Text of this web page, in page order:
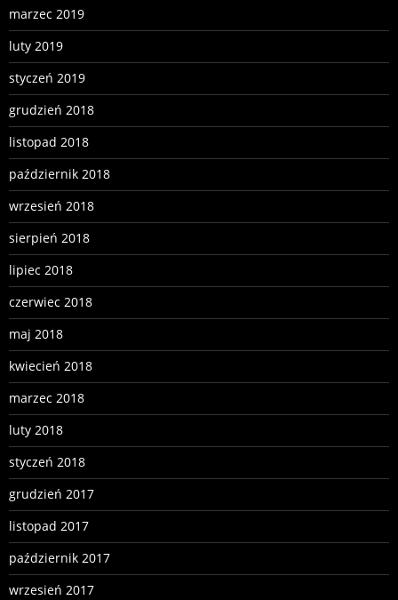
marzec 2019
luty 2019
styczeń 2019
grudzień 2018
listopad 2018
październik 2018
wrzesień 2018
sierpień 2018
lipiec 2018
czerwiec 2018
maj 2018
kwiecień 2018
marzec 2018
luty 2018
styczeń 2018
grudzień 2017
listopad 2017
październik 2017
wrzesień 2017